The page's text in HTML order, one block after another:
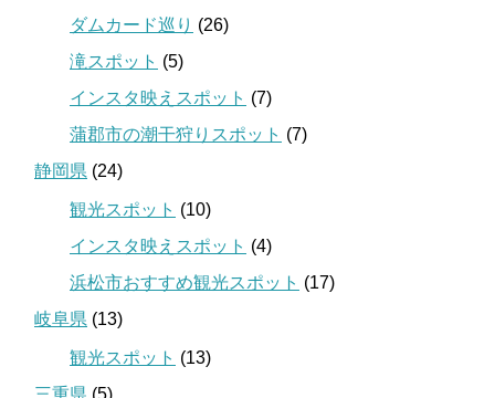
ダムカード巡り (26)
滝スポット (5)
インスタ映えスポット (7)
蒲郡市の潮干狩りスポット (7)
静岡県 (24)
観光スポット (10)
インスタ映えスポット (4)
浜松市おすすめ観光スポット (17)
岐阜県 (13)
観光スポット (13)